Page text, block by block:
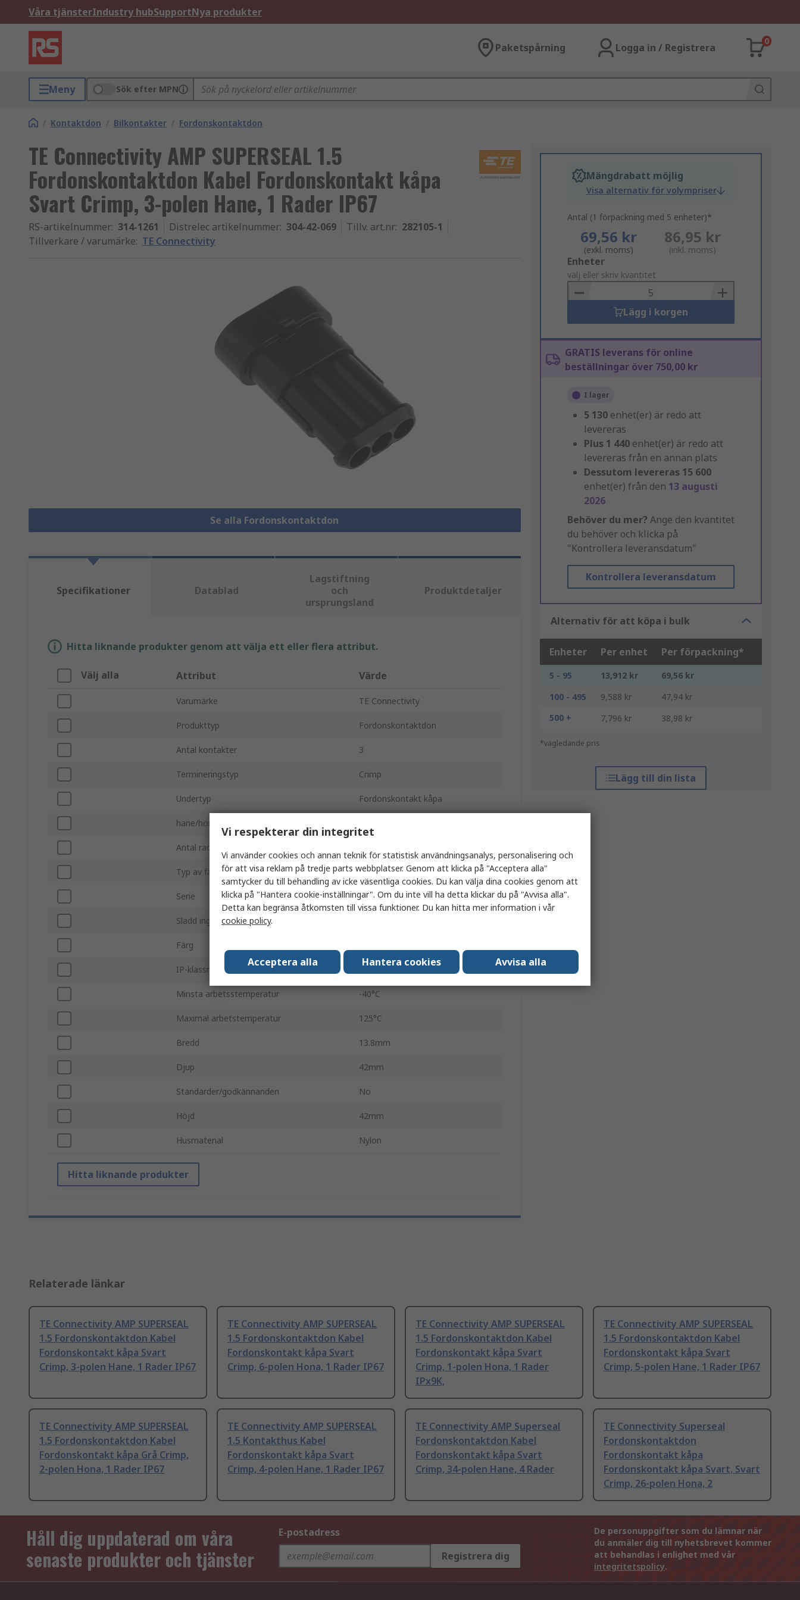
Våra tjänsterIndustry hubSupportNya produkter
Paketspårning Logga in / Registrera
0
Meny Sök efter MPN
/ Kontaktdon / Bilkontakter / Fordonskontaktdon
TE Connectivity AMP SUPERSEAL 1.5
Fordonskontaktdon Kabel Fordonskontakt kåpa
Svart Crimp, 3-polen Hane, 1 Rader IP67
RS-artikelnummer: 314-1261 Distrelec artikelnummer: 304-42-069 Tillv. art.nr: 282105-1
Tillverkare / varumärke: TE Connectivity
Se alla Fordonskontaktdon
Mängdrabatt möjlig
Visa alternativ för volympriser
Antal (1 förpackning med 5 enheter)*
69,56 kr
(exkl. moms)
86,95 kr
(inkl. moms)
Add
to
Basket
Enheter
välj eller skriv kvantitet
Lägg i korgen
GRATIS leverans för online
beställningar över 750,00 kr
I lager
5 130 enhet(er) är redo att
levereras
Plus 1 440 enhet(er) är redo att
levereras från en annan plats
Dessutom levereras 15 600
enhet(er) från den 13 augusti
2026
Behöver du mer? Ange den kvantitet
du behöver och klicka på
"Kontrollera leveransdatum"
Kontrollera leveransdatum
Alternativ för att köpa i bulk
Enheter Per enhet Per förpackning*
5 - 95 13,912 kr
69,56 kr
100 - 495
9,588 kr
47,94 kr
500 +
7,796 kr 38,98 kr
*vägledande pris
Lägg till din lista
Specifikationer Datablad
Lagstiftning
och
ursprungsland
Produktdetaljer
Hitta liknande produkter genom att välja ett eller flera attribut.
Välj alla Attribut Värde
Varumärke TE Connectivity
Produkttyp Fordonskontaktdon
Antal kontakter 3
Termineringstyp Crimp
Undertyp Fordonskontakt kåpa
hane/hona
Antal rader
Typ av fäste Kabel
Serie AMP SUPERSEAL 1.5
Sladd ingår
Färg
IP-klassning
Minsta arbetsstemperatur -40°C
Maximal arbetstemperatur 125°C
Bredd 13.8mm
Djup 42mm
Standarder/godkännanden No
Höjd 42mm
Husmaterial Nylon
Hitta liknande produkter
Relaterade länkar
TE Connectivity AMP SUPERSEAL
1.5 Fordonskontaktdon Kabel
Fordonskontakt kåpa Svart
Crimp, 3-polen Hane, 1 Rader IP67
TE Connectivity AMP SUPERSEAL
1.5 Fordonskontaktdon Kabel
Fordonskontakt kåpa Svart
Crimp, 6-polen Hona, 1 Rader IP67
TE Connectivity AMP SUPERSEAL
1.5 Fordonskontaktdon Kabel
Fordonskontakt kåpa Svart
Crimp, 1-polen Hona, 1 Rader
IPx9K,
TE Connectivity AMP SUPERSEAL
1.5 Fordonskontaktdon Kabel
Fordonskontakt kåpa Svart
Crimp, 5-polen Hane, 1 Rader IP67
TE Connectivity AMP SUPERSEAL
1.5 Fordonskontaktdon Kabel
Fordonskontakt kåpa Grå Crimp,
2-polen Hona, 1 Rader IP67
TE Connectivity AMP SUPERSEAL
1.5 Kontakthus Kabel
Fordonskontakt kåpa Svart
Crimp, 4-polen Hane, 1 Rader IP67
TE Connectivity AMP Superseal
Fordonskontaktdon Kabel
Fordonskontakt kåpa Svart
Crimp, 34-polen Hane, 4 Rader
TE Connectivity Superseal
Fordonskontaktdon
Fordonskontakt kåpa
Fordonskontakt kåpa Svart, Svart
Crimp, 26-polen Hona, 2
Håll dig uppdaterad om våra
senaste produkter och tjänster
E-postadress
Registrera dig
De personuppgifter som du lämnar när
du anmäler dig till nyhetsbrevet kommer
att behandlas i enlighet med vår
integritetspolicy.
Vi respekterar din integritet
Vi använder cookies och annan teknik för statistisk användningsanalys, personalisering och
för att visa reklam på tredje parts webbplatser. Genom att klicka på "Acceptera alla"
samtycker du till behandling av icke väsentliga cookies. Du kan välja dina cookies genom att
klicka på "Hantera cookie-inställningar". Om du inte vill ha detta klickar du på "Avvisa alla".
Detta kan begränsa åtkomsten till vissa funktioner. Du kan hitta mer information i vår
cookie policy.
Acceptera alla Hantera cookies Avvisa alla